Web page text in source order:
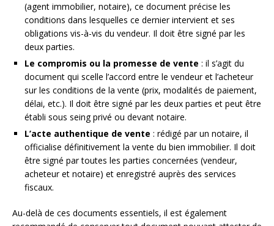
(agent immobilier, notaire), ce document précise les
conditions dans lesquelles ce dernier intervient et ses
obligations vis-à-vis du vendeur. Il doit être signé par les
deux parties.
Le compromis ou la promesse de vente : il s’agit du
document qui scelle l’accord entre le vendeur et l’acheteur
sur les conditions de la vente (prix, modalités de paiement,
délai, etc.). Il doit être signé par les deux parties et peut être
établi sous seing privé ou devant notaire.
L’acte authentique de vente : rédigé par un notaire, il
officialise définitivement la vente du bien immobilier. Il doit
être signé par toutes les parties concernées (vendeur,
acheteur et notaire) et enregistré auprès des services
fiscaux.
Au-delà de ces documents essentiels, il est également